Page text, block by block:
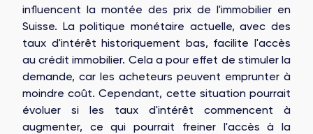
influencent la montée des prix de l'immobilier en
Suisse. La politique monétaire actuelle, avec des
taux d'intérêt historiquement bas, facilite l'accès
au crédit immobilier. Cela a pour effet de stimuler la
demande, car les acheteurs peuvent emprunter à
moindre coût. Cependant, cette situation pourrait
évoluer si les taux d'intérêt commencent à
augmenter, ce qui pourrait freiner l'accès à la